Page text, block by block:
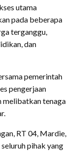
utama
pada beberapa
terganggu,
dan
pemerintah
pengerjaan
melibatkan tenaga
RT 04, Mardie,
pihak yang